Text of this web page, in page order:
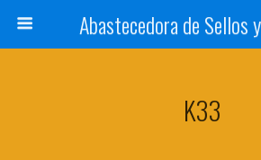
Abastecedora de Sellos
K33